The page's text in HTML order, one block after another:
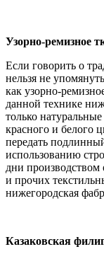
Узорно-ремизное
Если говорить о
нельзя не
как узорно-
данной технике
только
красного и белого
передать
использованию
дни производством
и прочих
нижегородская
Казаковская